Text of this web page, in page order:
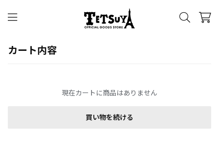
カート内容
現在カートに商品はありません
買い物を続ける